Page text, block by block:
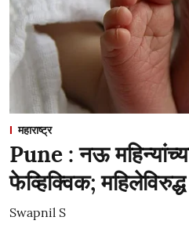
महाराष्ट्र
Pune : नऊ
फेव्हिक्विक; महिलेविरुद्ध
Swapnil S